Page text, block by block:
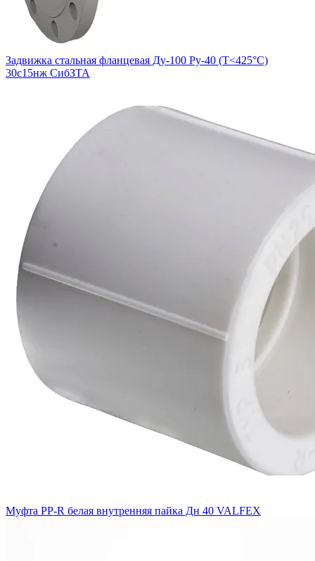
Задвижка стальная фланцевая Ду-100 Ру-40 (Т<425°С)
30с15нж СибЗТА
Муфта PP-R белая внутренняя пайка Дн 40 VALFEX